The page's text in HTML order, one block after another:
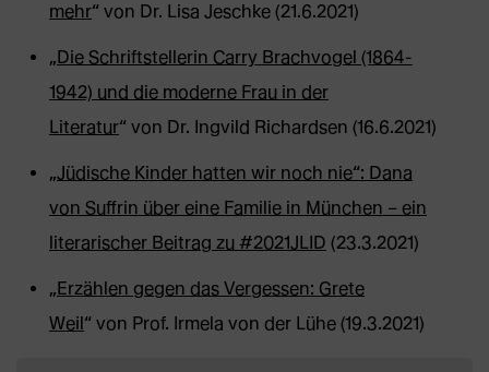
mehr“ von Dr. Lisa Jeschke (21.6.2021)
„ Die Schriftstellerin Carry Brachvogel (1864-
1942) und die moderne Frau in der
Literatur“ von Dr. Ingvild Richardsen (16.6.2021)
„Jüdische Kinder hatten wir noch nie“: Dana
von Suffrin über eine Familie in München – ein
literarischer Beitrag zu #2021JLID (23.3.2021)
„ Erzählen gegen das Vergessen: Grete
Weil “ von Prof. Irmela von der Lühe (19.3.2021)